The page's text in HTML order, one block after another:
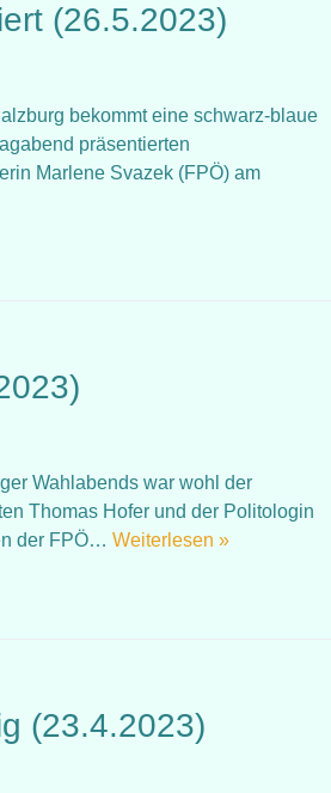
(26.5.2023)
bekommt eine schwarz-blaue
präsentierten
Marlene Svazek (FPÖ) am
Wahlabends war wohl der
Thomas Hofer und der Politologin
der FPÖ… Weiterlesen »
(23.4.2023)